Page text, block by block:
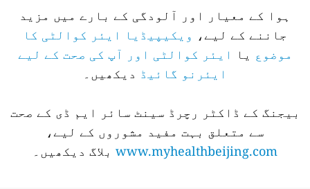
ہوا کے معیار اور آلودگی کے بارے میں مزید
جاننے کے لیے، ویکیپیڈیا ایئر کوالٹی کا
موضوع یا
ایئر کوالٹی اور آپ کی صحت کے لیے
ایئرنو گائیڈ دیکھیں۔
بیجنگ کے ڈاکٹر رچرڈ سینٹ سائر ایم ڈی کے صحت
سے متعلق بہت مفید مشوروں کے لیے،
www.myhealthbeijing.com بلاگ دیکھیں۔